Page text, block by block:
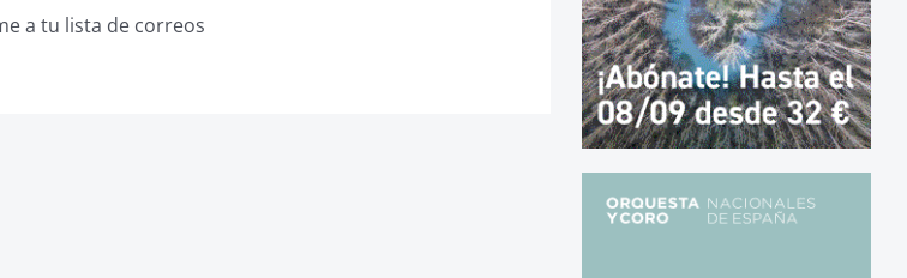
a tu lista de correos